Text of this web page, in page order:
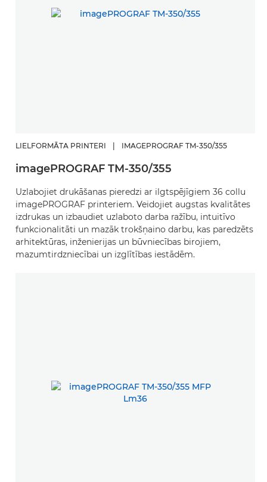
LIELFORMĀTA PRINTERI | IMAGEPROGRAF TM-350/355
imagePROGRAF TM-350/355
Uzlabojiet drukāšanas pieredzi ar ilgtspējīgiem 36 collu
imagePROGRAF printeriem. Veidojiet augstas kvalitātes
izdrukas un izbaudiet uzlaboto darba ražību, intuitīvo
funkcionalitāti un mazāk trokšņaino darbu, kas paredzēts
arhitektūras, inženierijas un būvniecības birojiem,
mazumtirdzniecībai un izglītības iestādēm.